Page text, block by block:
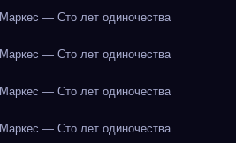
— Сто лет одиночества
— Сто лет одиночества
— Сто лет одиночества
— Сто лет одиночества